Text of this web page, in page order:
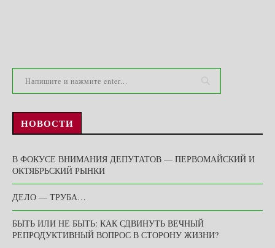
НОВОСТИ
В ФОКУСЕ ВНИМАНИЯ ДЕПУТАТОВ — ПЕРВОМАЙСКИЙ И
ОКТЯБРЬСКИЙ РЫНКИ
ДЕЛО — ТРУБА…
БЫТЬ ИЛИ НЕ БЫТЬ: КАК СДВИНУТЬ ВЕЧНЫЙ
РЕПРОДУКТИВНЫЙ ВОПРОС В СТОРОНУ ЖИЗНИ?